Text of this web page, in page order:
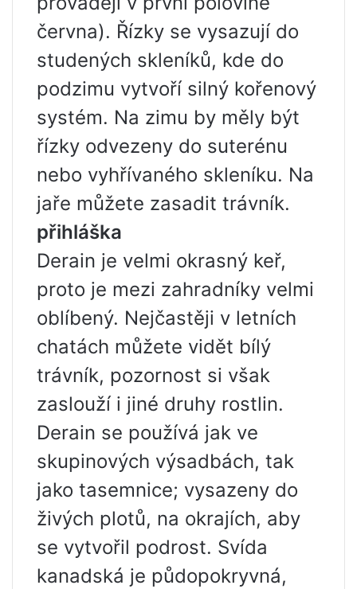
června). Řízky se vysazují do
studených skleníků, kde do
podzimu vytvoří silný kořenový
systém. Na zimu by měly být
řízky odvezeny do suterénu
nebo vyhřívaného skleníku. Na
jaře můžete zasadit trávník.
přihláška
Derain je velmi okrasný keř,
proto je mezi zahradníky velmi
oblíbený. Nejčastěji v letních
chatách můžete vidět bílý
trávník, pozornost si však
zaslouží i jiné druhy rostlin.
Derain se používá jak ve
skupinových výsadbách, tak
jako tasemnice; vysazeny do
živých plotů, na okrajích, aby
se vytvořil podrost. Svída
kanadská je půdopokryvná,